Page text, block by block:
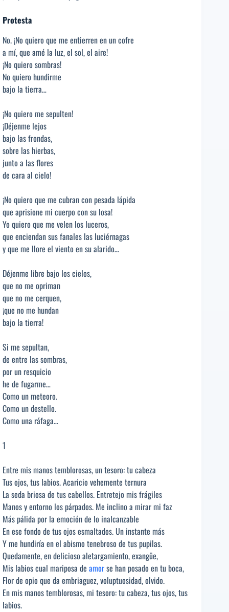
Protesta
No. ¡No quiero que me entierren en un cofre
a mí, que amé la luz, el sol, el aire!
¡No quiero sombras!
No quiero hundirme
bajo la tierra…
¡No quiero me sepulten!
¡Déjenme lejos
bajo las frondas,
sobre las hierbas,
junto a las flores
de cara al cielo!
¡No quiero que me cubran con pesada lápida
que aprisione mi cuerpo con su losa!
Yo quiero que me velen los luceros,
que enciendan sus fanales las luciérnagas
y que me llore el viento en su alarido…
Déjenme libre bajo los cielos,
que no me opriman
que no me cerquen,
¡que no me hundan
bajo la tierra!
Si me sepultan,
de entre las sombras,
por un resquicio
he de fugarme…
Como un meteoro.
Como un destello.
Como una ráfaga…
1
Entre mis manos temblorosas, un tesoro: tu cabeza
Tus ojos, tus labios. Acaricio vehemente ternura
La seda briosa de tus cabellos. Entretejo mis frágiles
Manos y entorno los párpados. Me inclino a mirar mi faz
Más pálida por la emoción de lo inalcanzable
En ese fondo de tus ojos esmaltados. Un instante más
Y me hundiría en el abismo tenebroso de tus pupilas.
Quedamente, en delicioso aletargamiento, exangüe,
Mis labios cual mariposa de amorse han posado en tu boca,
Flor de opio que da embriaguez, voluptuosidad, olvido.
En mis manos temblorosas, mi tesoro: tu cabeza, tus ojos, tus
labios.